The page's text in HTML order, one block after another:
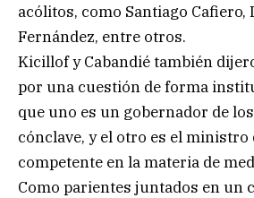
acólitos, como Santiago Cafiero,
Fernández, entre otros.
Kicillof y Cabandié también
por una cuestión de forma
que uno es un gobernador de
cónclave, y el otro es el ministro
competente en la materia de
Como parientes juntados en un